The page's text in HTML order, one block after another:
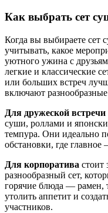
Как выбрать сет
Когда вы выбираете сет
учитывать, какое
уютного ужина с
легкие и классические
или больших встреч
включают
Для дружеской встречи
суши, роллами и
темпура. Они идеально
обстановки, где
Для корпоратива стоит
разнообразный сет,
горячие блюда — рамен,
утолить аппетит и
участников.